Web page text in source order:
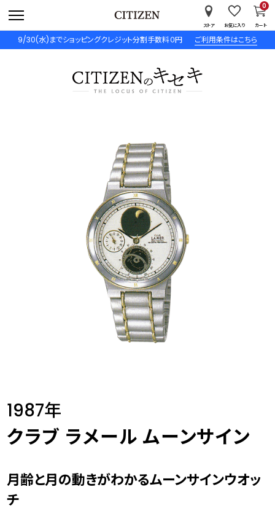
9/30(水)までショッピングクレジット分割手数料０円 ご利用条件はこちら
ストア お気に入り カート
0
1987年
クラブ ラメール ムーンサイン
月齢と月の動きがわかるムーンサインウオッ
チ